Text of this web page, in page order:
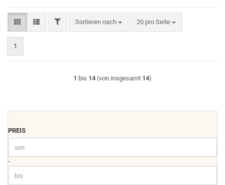
FILTERSortieren nach
Sortieren nach 20 pro Seite
pro Seite
1
1 bis 14 (von insgesamt 14)
PREIS
PREIS
Preis bis
-